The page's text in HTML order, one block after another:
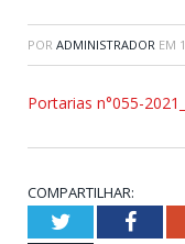
POR ADMINISTRADOR EM
Portarias n°055-
COMPARTILHAR:
Twitter